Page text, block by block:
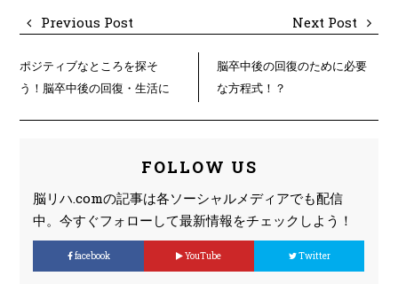
Previous Post Next Post
ポジティブなところを探そ
う！脳卒中後の回復・生活に
脳卒中後の回復のために必要
な方程式！？
FOLLOW US
脳リハ.comの記事は各ソーシャルメディアでも配信
中。今すぐフォローして最新情報をチェックしよう！
facebook YouTube Twitter